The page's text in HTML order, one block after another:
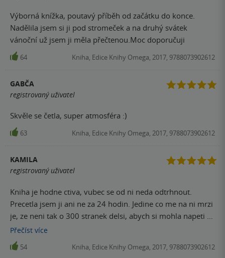
Výborná knížka, poutavý příběh od začátku do konce.
Nadělila jsem si ji pod stromeček a na druhý svátek
vánoční už jsem ji měla přečtenou.Moc doporučuji
64 Kniha, Edice Knihy Omega, 2017, 9788073902612
GABČA
registrovaný uživatel
Skvěle se četla, super atmosféra :)
63 Kniha, Edice Knihy Omega, 2017, 9788073902612
KAMILA
registrovaný uživatel
Kniha je hodne ctiva, vubec se od ni neda odtrhnout.
Precetla jsem ji ani ne za 24 hodin. Jedine co me na ni mrzi
je, ze neni tak o 300 stranek delsi, abych si mohla napeti a
pribehy vychutnat vice do hloubky :-)
Přečíst více
54 Kniha, Edice Knihy Omega, 2017, 9788073902612